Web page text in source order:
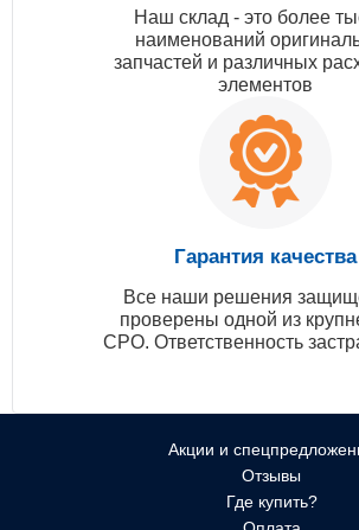
Наш склад - это более
наименований
запчастей и различных
элементов
Гарантия качества
Все наши решения
проверены одной из
СРО. Ответственность
Акции и
Отзывы
Где купить?